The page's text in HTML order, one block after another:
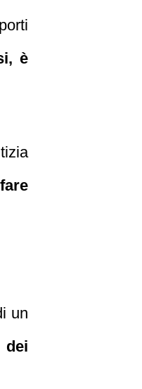
è
un
dei